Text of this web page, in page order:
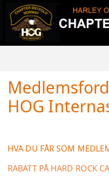
HOG
HVA DU FÅR SOM
RABATT PÅ HARD ROCK